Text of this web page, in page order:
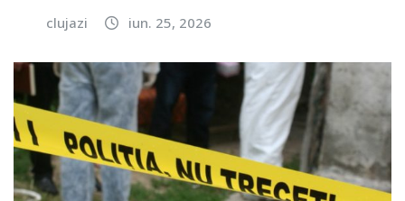
clujazi iun. 25, 2026